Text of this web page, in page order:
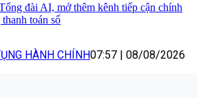
đài AI, mở thêm kênh tiếp cận chính
toán số
HÀNH CHÍNH07:57 | 08/08/2026